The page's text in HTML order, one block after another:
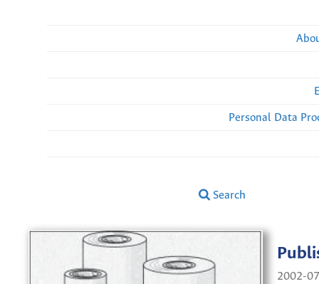
Personal Data
Search
2002-